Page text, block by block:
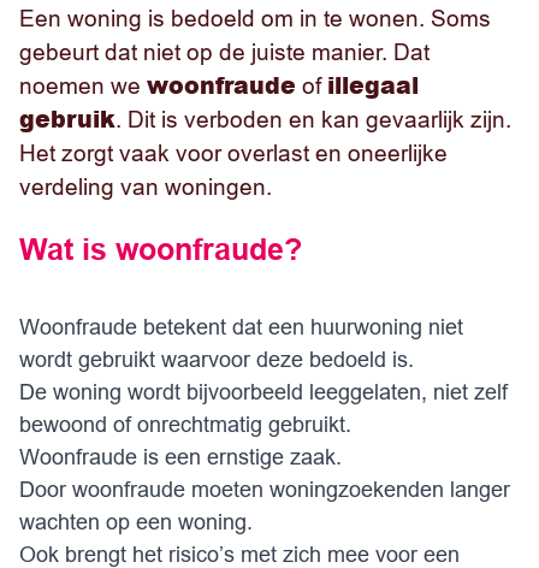
Een woning is bedoeld om in te wonen. Soms
gebeurt dat niet op de juiste manier. Dat
noemen we woonfraude of illegaal
gebruik. Dit is verboden en kan gevaarlijk zijn.
Het zorgt vaak voor overlast en oneerlijke
verdeling van woningen.
Wat is woonfraude?
Woonfraude betekent dat een huurwoning niet
wordt gebruikt waarvoor deze bedoeld is.
De woning wordt bijvoorbeeld leeggelaten, niet zelf
bewoond of onrechtmatig gebruikt.
Woonfraude is een ernstige zaak.
Door woonfraude moeten woningzoekenden langer
wachten op een woning.
Ook brengt het risico’s met zich mee voor een